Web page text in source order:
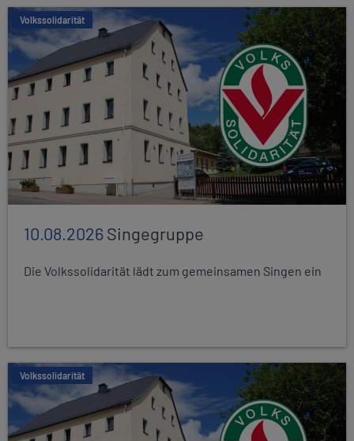
Volkssolidarität
10.08.2026Singegruppe
Die Volkssolidarität lädt zum gemeinsamen Singen ein
Volkssolidarität